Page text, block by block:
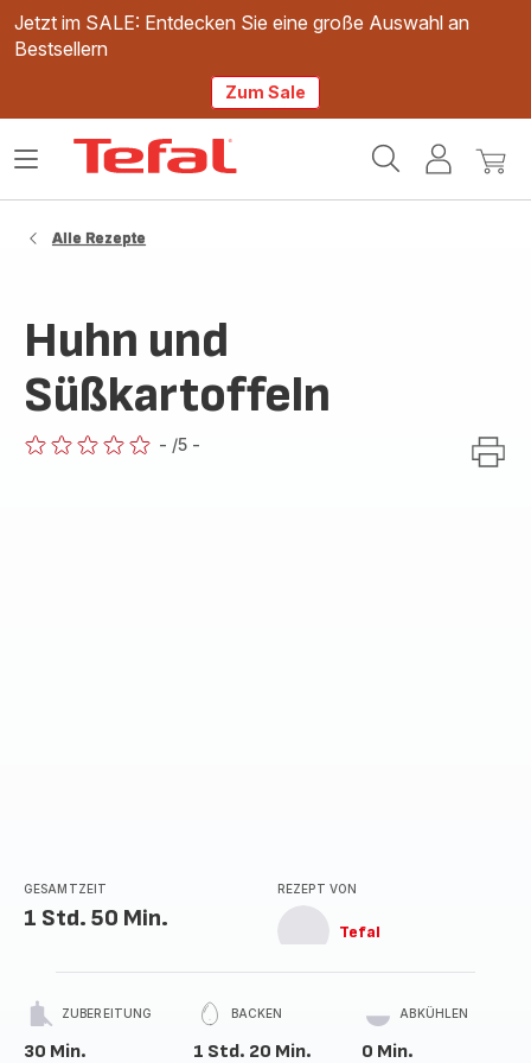
Jetzt im SALE: Entdecken Sie eine große Auswahl an
Bestsellern
Zum Sale
Mein
Mein
Das
Alle Rezepte
Huhn und
Süßkartoffeln
- /5 -
GESAMTZEIT
1 Std. 50 Min.
REZEPT VON
Tefal
ZUBEREITUNG
30 Min.
BACKEN
1 Std. 20 Min.
ABKÜHLEN
0 Min.